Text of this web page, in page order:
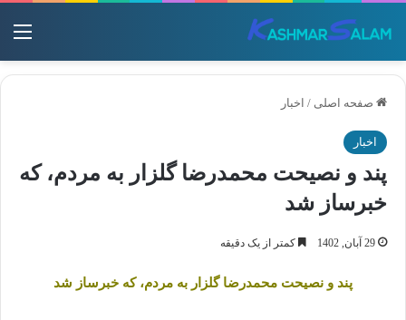
صفحه اصلی / اخبار
اخبار
پند و نصیحت محمدرضا گلزار به مردم، که
خبرساز شد
29 آبان, 1402 کمتر از یک دقیقه
پند و نصیحت محمدرضا گلزار به مردم، که خبرساز شد